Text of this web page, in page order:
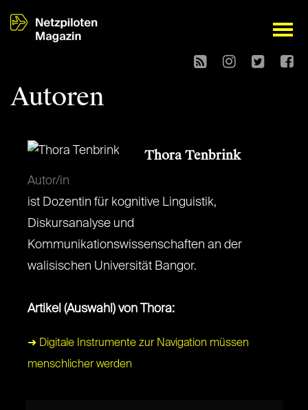
open
Autoren
Thora Tenbrink
Autor/in
ist Dozentin für kognitive Linguistik,
Diskursanalyse und
Kommunikationswissenschaften an der
walisischen Universität Bangor.
Artikel (Auswahl) von Thora:
➜ Digitale Instrumente zur Navigation müssen
menschlicher werden